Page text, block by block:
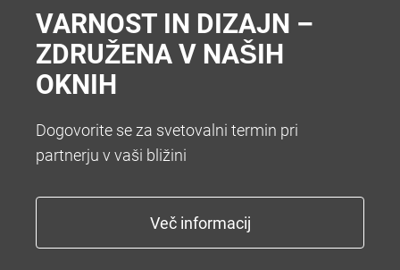
zatemnitev z roletami ali optimalno zatemnitev z
zunanjimi žaluzijami.
KONEC Z NADLEŽNIM
VARNOST IN DIZAJN –
ZDRUŽENA V NAŠIH
OKNIH
Dogovorite se za svetovalni termin pri
partnerju v vaši bližini